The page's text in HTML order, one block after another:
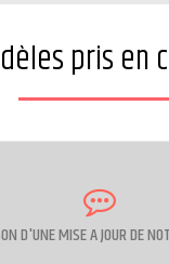
pris en
D'UNE MISE A JOUR DE